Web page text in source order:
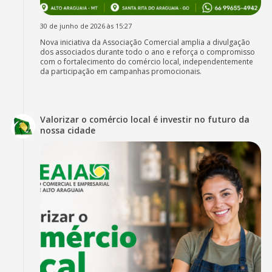
30 de junho de 2026 às 15:27
Nova iniciativa da Associação Comercial amplia a divulgação
dos associados durante todo o ano e reforça o compromisso
com o fortalecimento do comércio local, independentemente
da participação em campanhas promocionais.
Valorizar o comércio local é investir no futuro da
nossa cidade